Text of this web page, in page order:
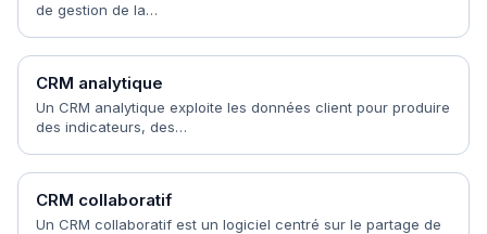
de gestion de la…
CRM analytique
Un CRM analytique exploite les données client pour produire
des indicateurs, des…
CRM collaboratif
Un CRM collaboratif est un logiciel centré sur le partage de